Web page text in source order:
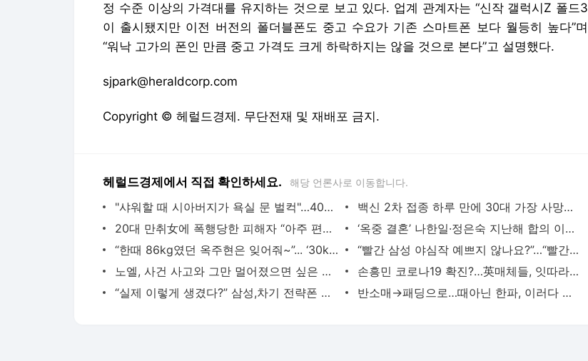
정 수준 이상의 가격대를 유지하는 것으로 보고 있다. 업계 관계자는 “신작 갤럭시Z 폴드3
이 출시됐지만 이전 버전의 폴더블폰도 중고 수요가 기존 스마트폰 보다 월등히 높다”며
“워낙 고가의 폰인 만큼 중고 가격도 크게 하락하지는 않을 것으로 본다”고 설명했다.
sjpark@heraldcorp.com
Copyright © 헤럴드경제. 무단전재 및 재배포 금지.
헤럴드경제에서 직접 확인하세요. 해당 언론사로 이동합니다.
"샤워할 때 시아버지가 욕실 문 벌컥"…40대 며느리의 호소
백신 2차 접종 하루 만에 30대 가장 사망…두 아이들 “아빠 어디 갔어?”
20대 만취女에 폭행당한 피해자 “아주 편히 또 술먹어, 사람 맞나”
‘옥중 결혼’ 나한일·정은숙 지난해 합의 이혼…“잘살아 보려고 했는데”
“한때 86kg였던 옥주현은 잊어줘~”... ‘30kg 감량’ 美친 각선미
“빨간 삼성 야심작 예쁘지 않나요?”…“빨간 고무 대야 같다”혹평
노엘, 사건 사고와 그만 멀어졌으면 싶은 스타 1위…2·3위는 권민아·이병헌
손흥민 코로나19 확진?…英매체들, 잇따라 뉴캐슬전 결장 전망
“실제 이렇게 생겼다?” 삼성,차기 전략폰 추정 영상 나왔다
반소매→패딩으로…때아닌 한파, 이러다 가을 없어지나?